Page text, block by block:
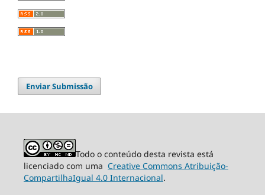
Enviar Submissão
Todo o conteúdo desta revista está
licenciado com uma Creative Commons Atribuição-
CompartilhaIgual 4.0 Internacional.